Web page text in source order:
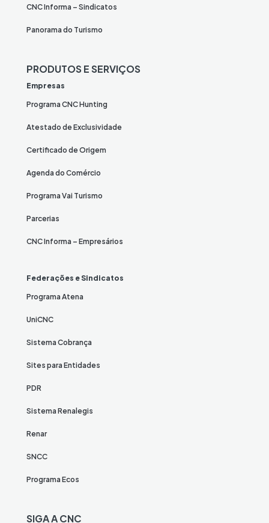
CNC Informa – Sindicatos
Panorama do Turismo
PRODUTOS E SERVIÇOS
Empresas
Programa CNC Hunting
Atestado de Exclusividade
Certificado de Origem
Agenda do Comércio
Programa Vai Turismo
Parcerias
CNC Informa – Empresários
Federações e Sindicatos
Programa Atena
UniCNC
Sistema Cobrança
Sites para Entidades
PDR
Sistema Renalegis
Renar
SNCC
Programa Ecos
SIGA A CNC